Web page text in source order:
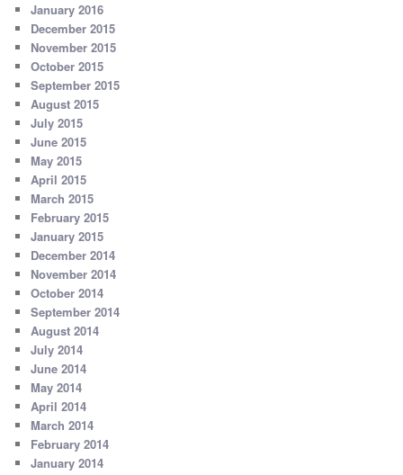
January 2016
December 2015
November 2015
October 2015
September 2015
August 2015
July 2015
June 2015
May 2015
April 2015
March 2015
February 2015
January 2015
December 2014
November 2014
October 2014
September 2014
August 2014
July 2014
June 2014
May 2014
April 2014
March 2014
February 2014
January 2014